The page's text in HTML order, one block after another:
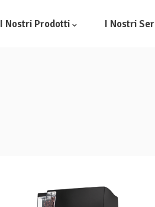
I Nostri Prodotti I Nostri